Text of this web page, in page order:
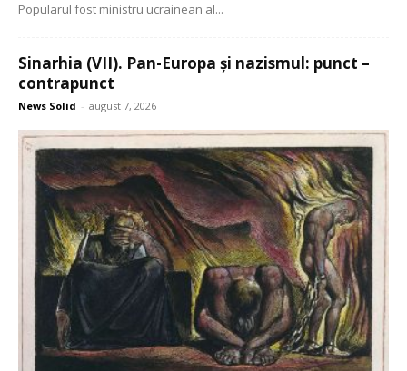
Popularul fost ministru ucrainean al...
Sinarhia (VII). Pan-Europa și nazismul: punct –
contrapunct
News Solid - august 7, 2026